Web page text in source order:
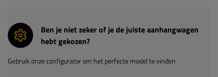
Ben je niet zeker of je de juiste aanhangwagen
hebt gekozen?
Gebruik onze configurator om het perfecte model te vinden